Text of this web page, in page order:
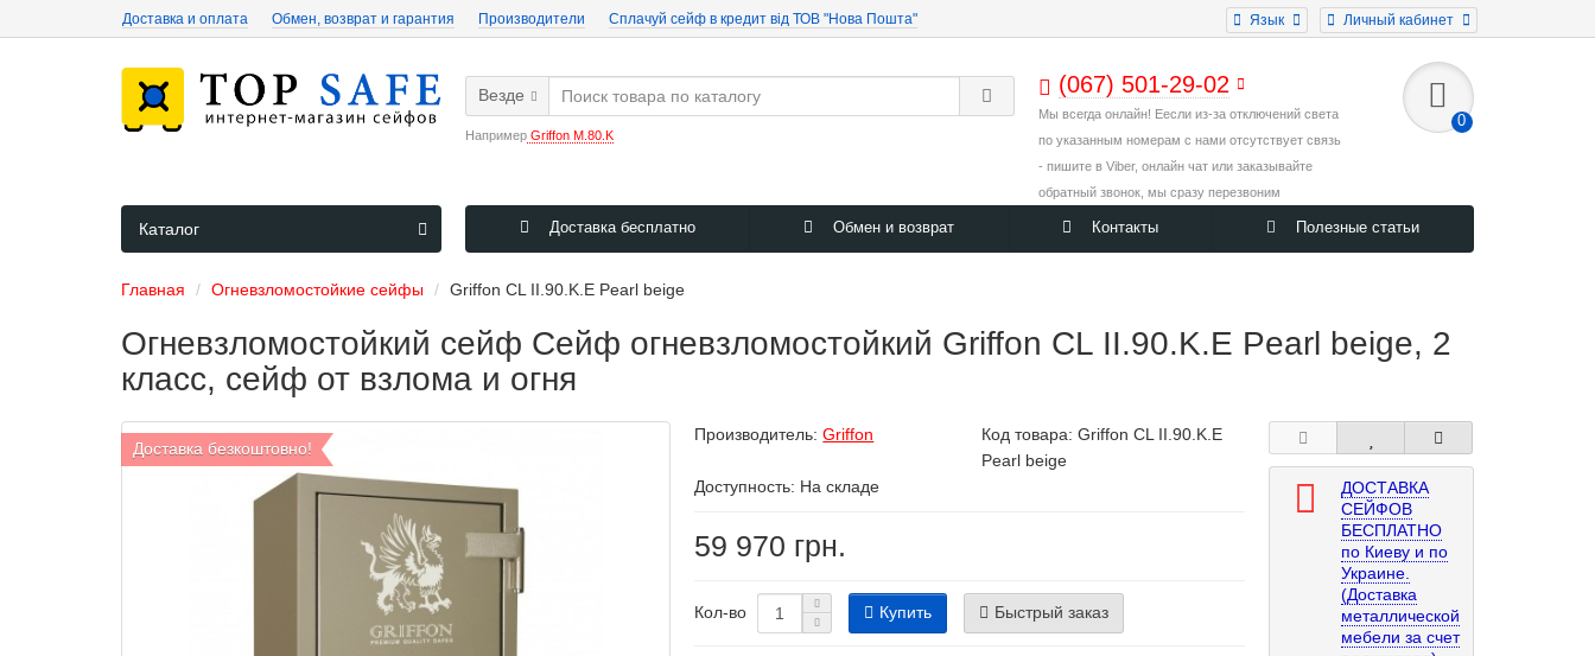
Личный кабинет
Язык
Доставка и оплата Обмен, возврат и гарантия Производители Cплачуй сейф в кредит від ТОВ "Нова Пошта"
(067) 501-29-02
Мы всегда онлайн! Еесли из-за отключений света
по указанным номерам с нами отсутствует связь
- пишите в Viber, онлайн чат или заказывайте
обратный звонок, мы сразу перезвоним
0
Везде
Например Griffon M.80.K
Доставка бесплатно Обмен и возврат Контакты Полезные статьи
Каталог
Главная Огневзломостойкие сейфы Griffon CL II.90.K.E Pearl beige
Огневзломостойкий сейф Сейф огневзломостойкий Griffon CL II.90.K.E Pearl beige, 2
класс, сейф от взлома и огня
Доставка безкоштовно!
Производитель:Griffon Код товара: Griffon CL II.90.K.E
Pearl beige
Доступность: На складе
59 970 грн.
Кол-во Купить Быстрый заказ
ДОСТАВКА
СЕЙФОВ
БЕСПЛАТНО
по Киеву и по
Украине.
(Доставка
металлической
мебели за счет